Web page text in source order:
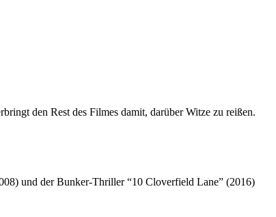
den Rest des Filmes damit, darüber Witze zu reißen.
und der Bunker-Thriller “10 Cloverfield Lane” (2016)